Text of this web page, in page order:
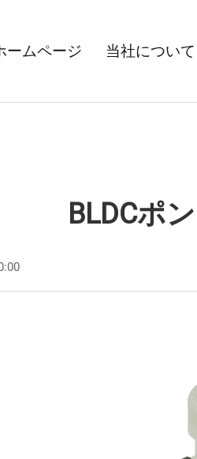
ームページ 当社について
BLDCポ